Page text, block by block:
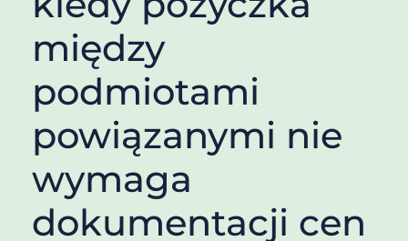
między
podmiotami
powiązanymi nie
wymaga
dokumentacji cen